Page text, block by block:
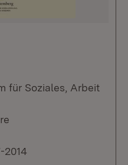
für Soziales, Arbeit
2014